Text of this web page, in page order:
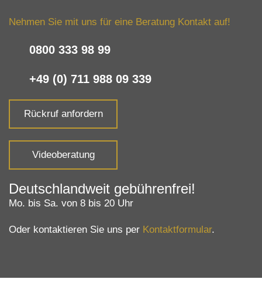
Nehmen Sie mit uns für eine Beratung Kontakt auf!
0800 333 98 99
+49 (0) 711 988 09 339
Rückruf anfordern
Videoberatung
Deutschlandweit gebührenfrei!
Mo. bis Sa. von 8 bis 20 Uhr
Oder kontaktieren Sie uns per Kontaktformular.